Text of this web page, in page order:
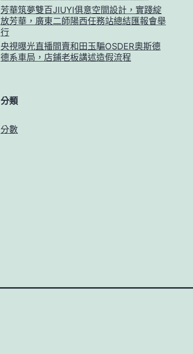
芳華筑夢雙百JIUYI俱意空間設計，實踐綻
放芳華，廣東二師陽西任務站總結匯報會舉
行
央視曝光直播間賣和田玉騙OSDER奧斯德
德系車局，店鋪老板講述造假流程
分類
分數